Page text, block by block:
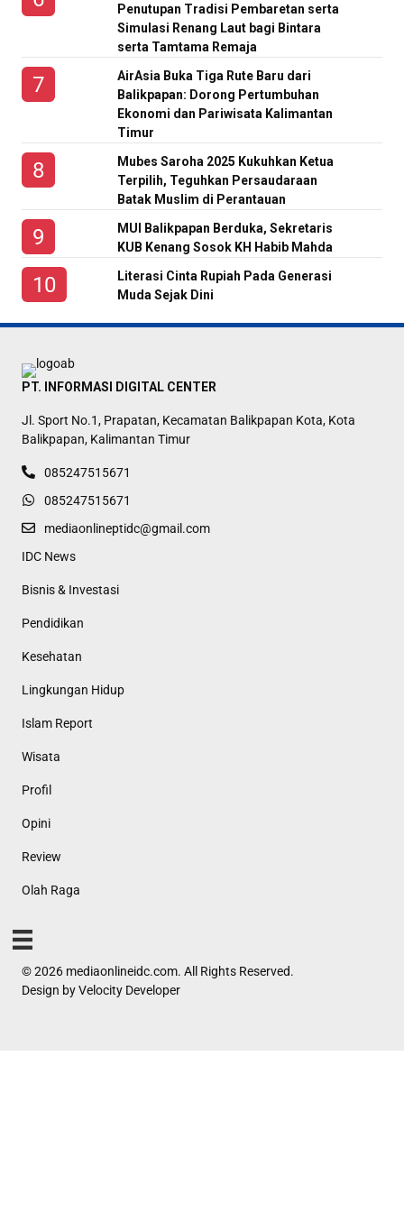
Penutupan Tradisi Pembaretan serta
Simulasi Renang Laut bagi Bintara
serta Tamtama Remaja
AirAsia Buka Tiga Rute Baru dari
Balikpapan: Dorong Pertumbuhan
Ekonomi dan Pariwisata Kalimantan
Timur
Mubes Saroha 2025 Kukuhkan Ketua
Terpilih, Teguhkan Persaudaraan
Batak Muslim di Perantauan
MUI Balikpapan Berduka, Sekretaris
KUB Kenang Sosok KH Habib Mahda
Literasi Cinta Rupiah Pada Generasi
Muda Sejak Dini
PT. INFORMASI DIGITAL CENTER
Jl. Sport No.1, Prapatan, Kecamatan Balikpapan Kota, Kota
Balikpapan, Kalimantan Timur
085247515671
085247515671
mediaonlineptidc@gmail.com
IDC News
Bisnis & Investasi
Pendidikan
Kesehatan
Lingkungan Hidup
Islam Report
Wisata
Profil
Opini
Review
Olah Raga
© 2026 mediaonlineidc.com. All Rights Reserved.
Design byVelocity Developer